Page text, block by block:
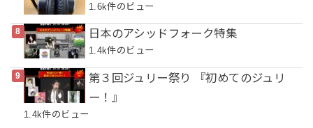
1.6k件のビュー
日本のアシッドフォーク特集
1.4k件のビュー
第３回ジュリー祭り 『初めてのジュリ
ー！』
1.4k件のビュー